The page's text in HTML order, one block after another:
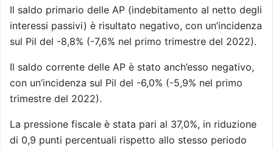
Il saldo primario delle AP (indebitamento al netto degli
interessi passivi) è risultato negativo, con un’incidenza
sul Pil del -8,8% (-7,6% nel primo trimestre del 2022).
Il saldo corrente delle AP è stato anch’esso negativo,
con un’incidenza sul Pil del -6,0% (-5,9% nel primo
trimestre del 2022).
La pressione fiscale è stata pari al 37,0%, in riduzione
di 0,9 punti percentuali rispetto allo stesso periodo